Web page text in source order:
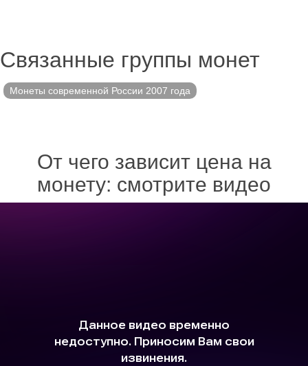
Связанные группы монет
Монеты современной России 2007 года
От чего зависит цена на
монету: смотрите видео